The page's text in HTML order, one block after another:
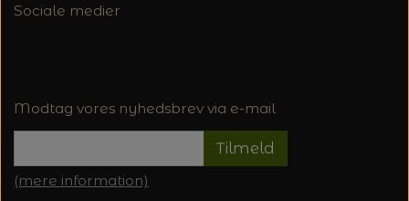
Sociale medier
Modtag vores nyhedsbrev via e-mail
Tilmeld
(mere information)